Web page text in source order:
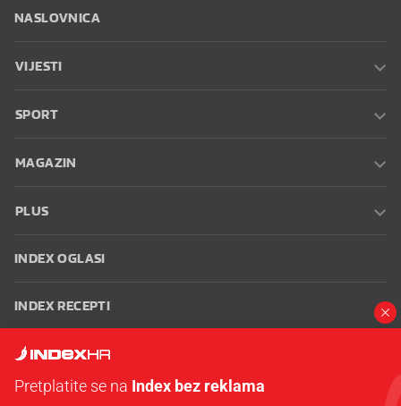
NASLOVNICA
VIJESTI
SPORT
MAGAZIN
PLUS
INDEX OGLASI
INDEX RECEPTI
INFO
Pretplatite se na Index bez reklama